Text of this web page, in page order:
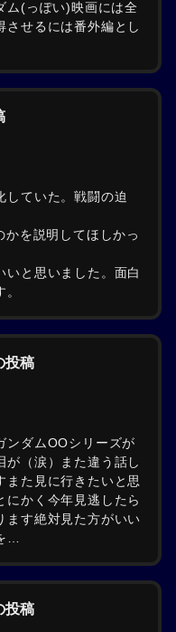
ム(っぽい)映画には全
させるには番外編とし
していた。戦闘の迫
を説明してほしかっ
いと思いました。面白
投稿
ンダムOOシリーズが
が（涙）また違う話し
また見に行きたいと思
にかく今年見逃したら
ます絶対見た方がいい
…
投稿